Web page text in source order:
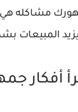
مشاكله
المبيعات
أفكار